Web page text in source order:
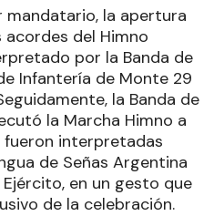
mandatario, la apertura
del Himno
por la Banda de
Infantería de Monte 29
la Banda de
la Marcha Himno a
fueron interpretadas
de Señas Argentina
en un gesto que
de la celebración.